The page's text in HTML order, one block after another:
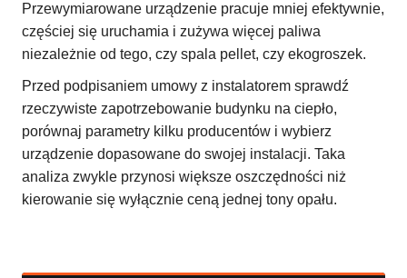
Przewymiarowane urządzenie pracuje mniej efektywnie,
częściej się uruchamia i zużywa więcej paliwa
niezależnie od tego, czy spala pellet, czy ekogroszek.
Przed podpisaniem umowy z instalatorem sprawdź
rzeczywiste zapotrzebowanie budynku na ciepło,
porównaj parametry kilku producentów i wybierz
urządzenie dopasowane do swojej instalacji. Taka
analiza zwykle przynosi większe oszczędności niż
kierowanie się wyłącznie ceną jednej tony opału.